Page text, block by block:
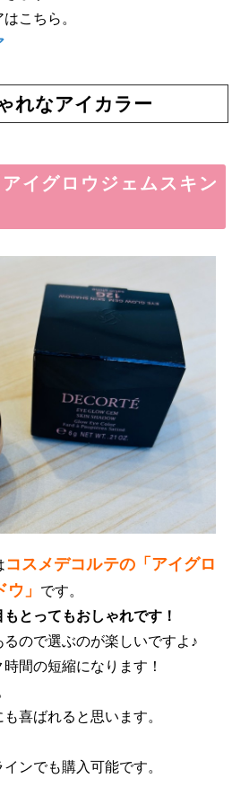
こちら。
れなアイカラー
イグロウジェムスキン
コスメデコルテの「アイグロ
」
です。
とってもおしゃれです！
ので選ぶのが楽しいですよ♪
間の短縮になります！
も喜ばれると思います。
ンでも購入可能です。